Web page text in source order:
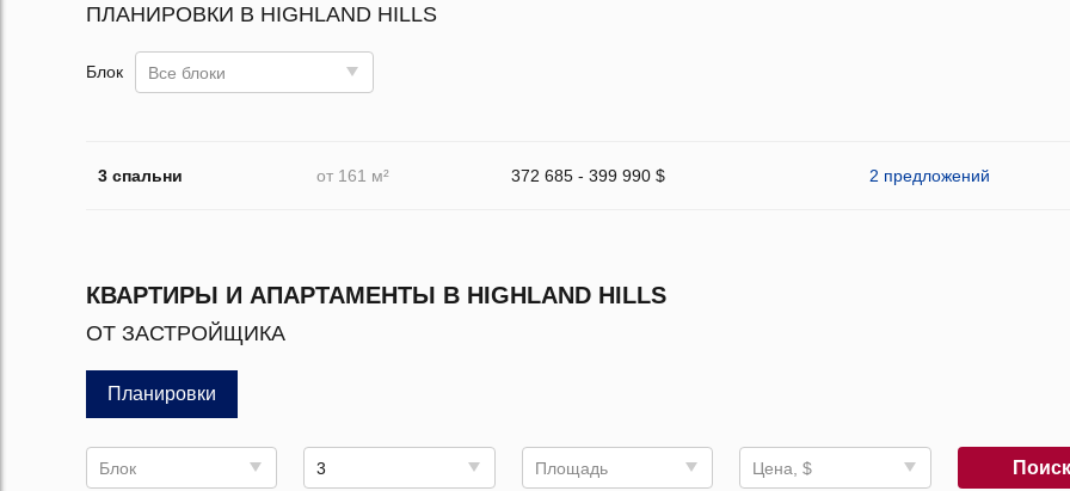
ПЛАНИРОВКИ В HIGHLAND HILLS
Блок Все блоки
3 спальни от 161 м² 372 685 - 399 990 $ 2 предложений
КВАРТИРЫ И АПАРТАМЕНТЫ В HIGHLAND HILLS
ОТ ЗАСТРОЙЩИКА
Планировки
Блок 3 Площадь Цена, $